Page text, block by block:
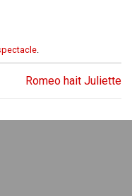
Romeo hait Juliette